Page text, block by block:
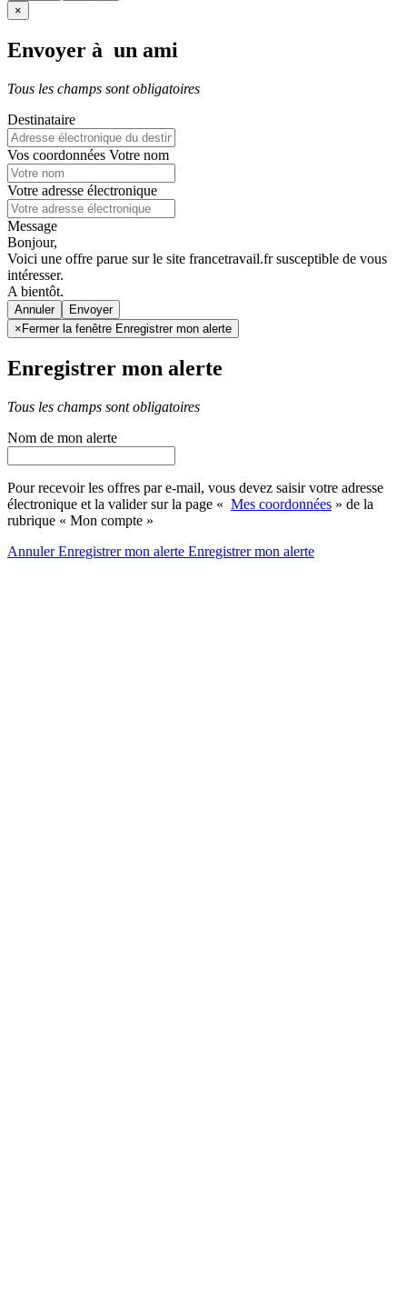
×
Envoyer à un ami
Tous les champs sont obligatoires
Destinataire
Vos coordonnées Votre nom
Votre adresse électronique
Message
Bonjour,
Voici une offre parue sur le site francetravail.fr susceptible de vous
intéresser.
A bientôt.
Annuler
× Fermer la fenêtre Enregistrer mon alerte
Enregistrer mon alerte
Tous les champs sont obligatoires
Nom de mon alerte
Pour recevoir les offres par e-mail, vous devez saisir votre adresse
électronique et la valider sur la page « Mes coordonnées » de la
rubrique « Mon compte »
AnnulerEnregistrer mon alerte Enregistrermon alerte